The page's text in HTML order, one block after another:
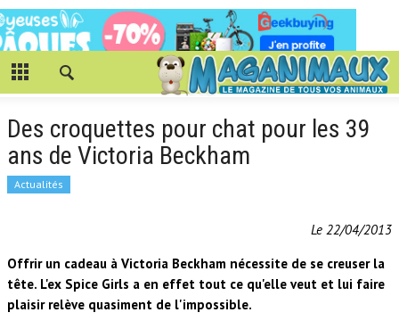
Des croquettes pour chat pour les 39
ans de Victoria Beckham
Actualités
Le 22/04/2013
Offrir un cadeau à Victoria Beckham nécessite de se creuser la
tête. L'ex Spice Girls a en effet tout ce qu'elle veut et lui faire
plaisir relève quasiment de l'impossible.